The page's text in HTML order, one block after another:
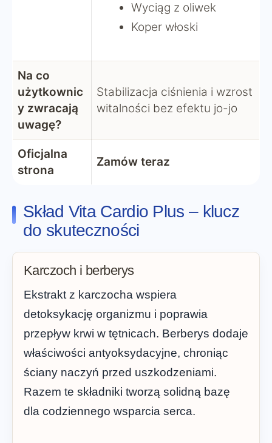
Wyciąg z oliwek
Koper włoski
Na co
użytkownic
y zwracają
uwagę?
Stabilizacja ciśnienia i wzrost
witalności bez efektu jo-jo
Oficjalna
strona
Zamów teraz
Skład Vita Cardio Plus – klucz
do skuteczności
Karczoch i berberys
Ekstrakt z karczocha wspiera
detoksykację organizmu i poprawia
przepływ krwi w tętnicach. Berberys dodaje
właściwości antyoksydacyjne, chroniąc
ściany naczyń przed uszkodzeniami.
Razem te składniki tworzą solidną bazę
dla codziennego wsparcia serca.